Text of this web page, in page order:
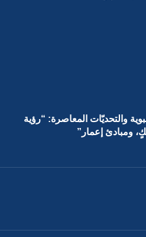
والتحديّات المعاصرة: “رؤية
ومبادئ إعمار”